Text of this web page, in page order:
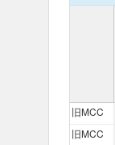
旧MCC
旧MCC